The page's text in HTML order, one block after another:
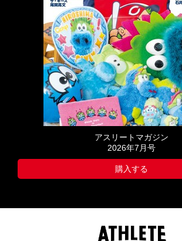
アスリートマガジン
2026年7月号
購入する